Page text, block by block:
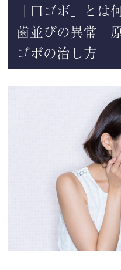
「口ゴボ」と
歯並びの異常
ゴボの治し方